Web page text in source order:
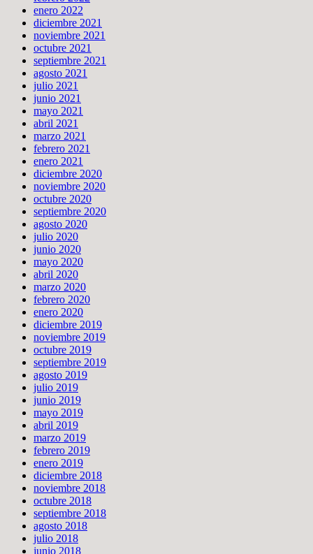
enero 2022
diciembre 2021
noviembre 2021
octubre 2021
septiembre 2021
agosto 2021
julio 2021
junio 2021
mayo 2021
abril 2021
marzo 2021
febrero 2021
enero 2021
diciembre 2020
noviembre 2020
octubre 2020
septiembre 2020
agosto 2020
julio 2020
junio 2020
mayo 2020
abril 2020
marzo 2020
febrero 2020
enero 2020
diciembre 2019
noviembre 2019
octubre 2019
septiembre 2019
agosto 2019
julio 2019
junio 2019
mayo 2019
abril 2019
marzo 2019
febrero 2019
enero 2019
diciembre 2018
noviembre 2018
octubre 2018
septiembre 2018
agosto 2018
julio 2018
junio 2018